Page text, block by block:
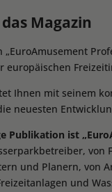
das Magazin
„EuroAmusement
europäischen
Ihnen mit seinem
neuesten
Publikation ist
und Planern, von
und